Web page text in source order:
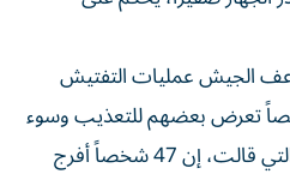
ضاعف الجيش عمليات التفتيش
واعتقل 58 شخصاً تعرض بعضهم للتعذيب وسوء
المعاملة وفقاً للأمم المتحدة التي قالت، إن 47 شخصاً أفرج